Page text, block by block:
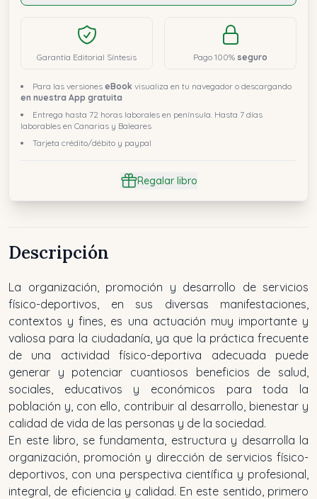
Garantía Editorial Síntesis Pago 100% seguro
Para las versiones eBook visualiza en tu navegador o descargando
en nuestra App gratuita
Entrega hasta 72 horas laborales en península. Hasta 7 días
laborables en Canarias y Baleares
Tarjeta crédito/débito y paypal
Regalar libro
Descripción
La organización, promoción y desarrollo de servicios
físico-deportivos, en sus diversas manifestaciones,
contextos y fines, es una actuación muy importante y
valiosa para la ciudadanía, ya que la práctica frecuente
de una actividad físico-deportiva adecuada puede
generar y potenciar cuantiosos beneficios de salud,
sociales, educativos y económicos para toda la
población y, con ello, contribuir al desarrollo, bienestar y
calidad de vida de las personas y de la sociedad.
En este libro, se fundamenta, estructura y desarrolla la
organización, promoción y dirección de servicios físico-
deportivos, con una perspectiva científica y profesional,
integral, de eficiencia y calidad. En este sentido, primero